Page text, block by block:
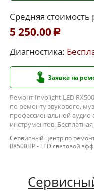
Средняя
5 250.00 Р
Диагностика:
Заявка на
Ремонт Involight LED
по ремонту звукового,
профессиональной
инструментов. Бесплатная
Сервисный центр по
RX500HP - LED световой